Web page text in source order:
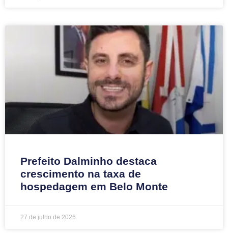
Prefeito Dalminho destaca
crescimento na taxa de
hospedagem em Belo Monte
27 de julho de 2026